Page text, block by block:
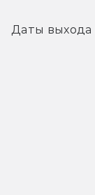
Даты выхода